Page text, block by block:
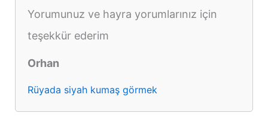
Yorumunuz ve hayra yorumlarınız için
teşekkür ederim
Orhan
Rüyada siyah kumaş görmek